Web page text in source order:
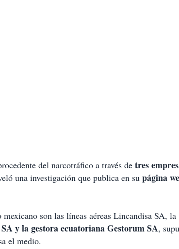
del narcotráfico a través de tres
una investigación que publica en su página
son las líneas aéreas Lincandisa SA, la
y la gestora ecuatoriana Gestorum SA,
el medio.